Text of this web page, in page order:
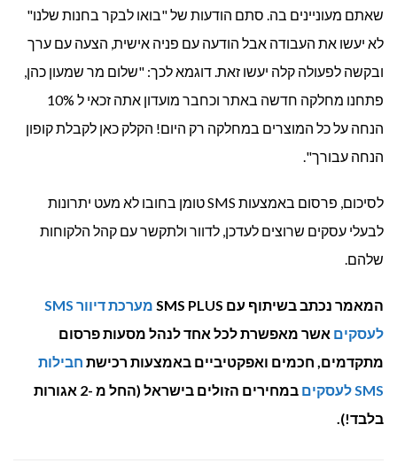
שאתם מעוניינים בה. סתם הודעות של "בואו לבקר בחנות שלנו"
לא יעשו את העבודה אבל הודעה עם פניה אישית, הצעה עם ערך
ובקשה לפעולה קלה יעשו זאת. דוגמא לכך: "שלום מר שמעון כהן,
פתחנו מחלקה חדשה באתר וכחבר מועדון אתה זכאי ל 10%
הנחה על כל המוצרים במחלקה רק היום! הקלק כאן לקבלת קופון
הנחה עבורך".
לסיכום, פרסום באמצעות SMS טומן בחובו לא מעט יתרונות
לבעלי עסקים שרוצים לעדכן, לדוור ולתקשר עם קהל הלקוחות
שלהם.
המאמר נכתב בשיתוף עם SMS PLUS
מערכת דיוור SMS
לעסקים אשר מאפשרת לכל אחד לנהל מסעות פרסום
מתקדמים, חכמים ואפקטיביים באמצעות רכישת חבילות
SMS לעסקים
במחירים הזולים בישראל (החל מ -2 אגורות
בלבד!).